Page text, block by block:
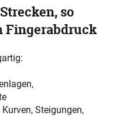
so
Steigungen,